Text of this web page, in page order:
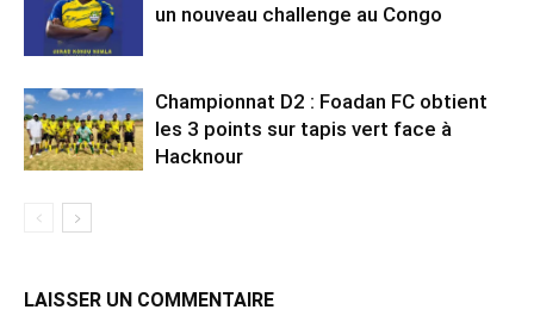
un nouveau challenge au Congo
Championnat D2 : Foadan FC obtient
les 3 points sur tapis vert face à
Hacknour
LAISSER UN COMMENTAIRE